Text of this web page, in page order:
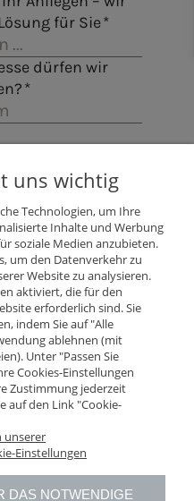
uns wichtig
Technologien, um Ihre
Inhalte und Werbung
soziale Medien anzubieten.
um den Datenverkehr zu
Website zu analysieren.
aktiviert, die für den
erforderlich sind. Sie
indem Sie auf "Alle
ablehnen (mit
Unter "Passen Sie
Cookies-Einstellungen
Zustimmung jederzeit
auf den Link "Cookie-
unserer
Einstellungen
DAS NOTWENDIGE